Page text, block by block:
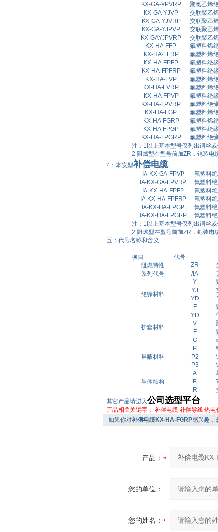
KX-GA-VPVRP
聚氯乙烯
KX-GA-YJVP
交联聚乙
KX-GA-YJVRP
交联聚乙
KX-GA-YJPVP
交联聚乙
KX-GAYJPVRP
交联聚乙
KX-HA-FFP
氟塑料烯
KX-HA-FFRP
氟塑料烯
KX-HA-FPFP
氟塑料绝
KX-HA-FPFRP
氟塑料绝
KX-HA-FVP
氟塑料烯
KX-HA-FVRP
氟塑料烯
KX-HA-FPVP
氟塑料绝
KX-HA-FPVRP
氟塑料绝
KX-HA-FGP
氟塑料烯
KX-HA-FGRP
氟塑料烯
KX-HA-FPGP
氟塑料绝
KX-HA-FPGRP
氟塑料绝
注： 1 以上基本型号仅列出铜丝
2 阻燃型在型号前加ZR ，铠装电
4：本安型补偿电缆
IA-KX-GA-FPVP
氟塑料
IA-KX-GA-FPVRP
氟塑料
IA-KX-HA-FPFP
氟塑料
IA-KX-HA-FPFRP
氟塑料
IA-KX-HA-FPGP
氟塑料
IA-KX-HA-FPGRP
氟塑料
注： 1 以上基本型号仅列出铜丝
2 阻燃型在型号前加ZR ，铠装电
五：代号名称和含义
项目
代号
阻燃特性
ZR
系列代号
/IA
绝缘材料
Y
YJ
YD
F
护套材料
YD
V
F
G
屏蔽材料
P
P2
P3
导体结构
A
B
R
其它产品请进入公司选型平台
产品相关关键字： 补偿电缆 补偿导线 热电
如果你对补偿电缆KX-HA-FGRP感兴趣，
产品：
您的单位：
您的姓名：